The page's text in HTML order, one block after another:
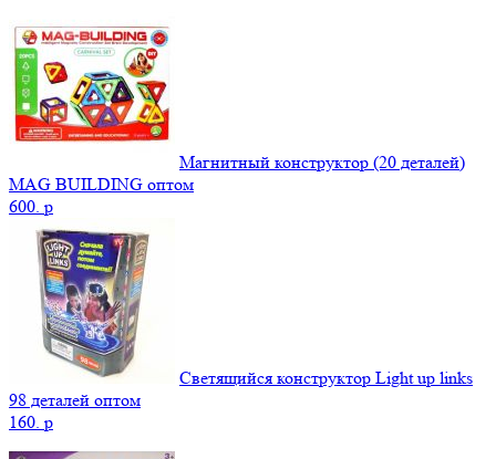
Магнитный конструктор (20 деталей)
MAG BUILDING оптом
600. p
Светящийся конструктор Light up links
98 деталей оптом
160. p